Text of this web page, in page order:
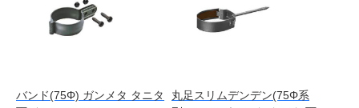
バンド(75Φ) ガンメタ タニタ
丸足スリムデンデン(75Φ系